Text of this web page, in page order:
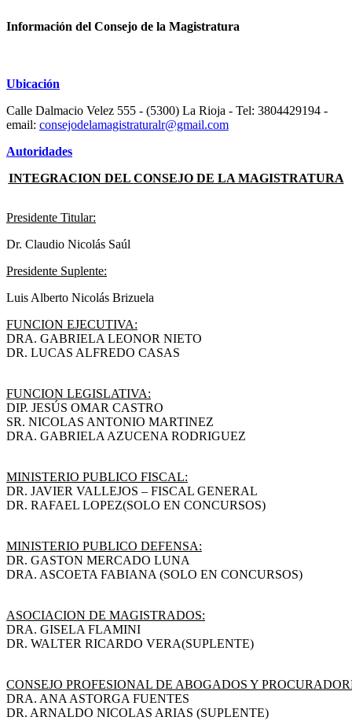
Información del Consejo de la Magistratura
Ubicación
Calle Dalmacio Velez 555 - (5300) La Rioja - Tel: 3804429194 -
email: consejodelamagistraturalr@gmail.com
Autoridades
INTEGRACION DEL CONSEJO DE LA MAGISTRATURA
Presidente Titular:
Dr. Claudio Nicolás Saúl
Presidente Suplente:
Luis Alberto Nicolás Brizuela
FUNCION EJECUTIVA:
DRA. GABRIELA LEONOR NIETO
DR. LUCAS ALFREDO CASAS
FUNCION LEGISLATIVA:
DIP. JESÚS OMAR CASTRO
SR. NICOLAS ANTONIO MARTINEZ
DRA. GABRIELA AZUCENA RODRIGUEZ
MINISTERIO PUBLICO FISCAL:
DR. JAVIER VALLEJOS – FISCAL GENERAL
DR. RAFAEL LOPEZ(SOLO EN CONCURSOS)
MINISTERIO PUBLICO DEFENSA:
DR. GASTON MERCADO LUNA
DRA. ASCOETA FABIANA (SOLO EN CONCURSOS)
ASOCIACION DE MAGISTRADOS:
DRA. GISELA FLAMINI
DR. WALTER RICARDO VERA(SUPLENTE)
CONSEJO PROFESIONAL DE ABOGADOS Y
DRA. ANA ASTORGA FUENTES
DR. ARNALDO NICOLAS ARIAS (SUPLENTE)